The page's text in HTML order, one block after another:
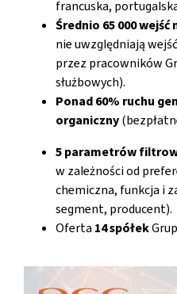
francuska,
Średnio 65 000 wejść
nie uwzględniają
przez pracowników
służbowych).
Ponad 60% ruchu
organiczny
5 parametrów
w zależności od
chemiczna, funkcja i
segment, producent).
Oferta 14 spółek